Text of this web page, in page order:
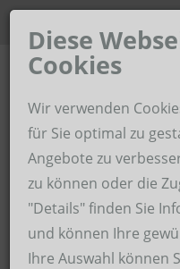
Diese
Cookies
Wir verwenden
für Sie optimal zu
Angebote zu
zu können oder die
"Details" finden Sie
und können Ihre
Ihre Auswahl können
Gruppe
Home
Hoffmann Zeitarbeit im
Hoffmann
Hoffmann Schweißservice
Hoffmann Malerservice
Über uns
Für Bewerber